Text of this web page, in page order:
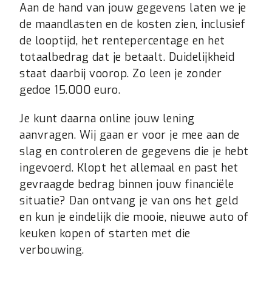
Aan de hand van jouw gegevens laten we je
de maandlasten en de kosten zien, inclusief
de looptijd, het rentepercentage en het
totaalbedrag dat je betaalt. Duidelijkheid
staat daarbij voorop. Zo leen je zonder
gedoe 15.000 euro.
Je kunt daarna online jouw lening
aanvragen. Wij gaan er voor je mee aan de
slag en controleren de gegevens die je hebt
ingevoerd. Klopt het allemaal en past het
gevraagde bedrag binnen jouw financiële
situatie? Dan ontvang je van ons het geld
en kun je eindelijk die mooie, nieuwe auto of
keuken kopen of starten met die
verbouwing.